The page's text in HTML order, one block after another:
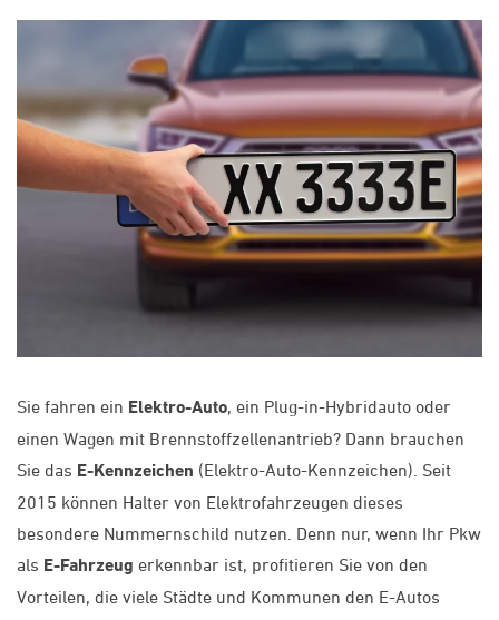
Sie fahren ein Elektro-Auto, ein Plug-in-Hybridauto oder
einen Wagen mit Brennstoffzellenantrieb? Dann brauchen
Sie das E-Kennzeichen (Elektro-Auto-Kennzeichen). Seit
2015 können Halter von Elektrofahrzeugen dieses
besondere Nummernschild nutzen. Denn nur, wenn Ihr Pkw
als E-Fahrzeug erkennbar ist, profitieren Sie von den
Vorteilen, die viele Städte und Kommunen den E-Autos